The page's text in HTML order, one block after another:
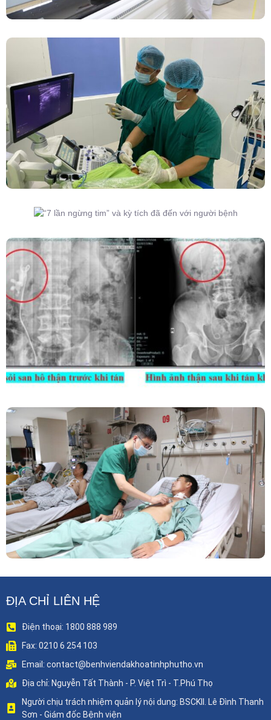
Đốt Sóng Cao Tần Dưới Siêu Âm, Điều Trị U
Lành Tuyến Giáp Không Cần Phẫu Thuật
Người Bệnh
Kết Hợp Tán Sỏi Qua Da Và Tán Sỏi Nội Soi
Ống Mềm – Kỹ Thuật Cao Loại Bỏ Triệt Để Sỏi
San Hô Thận
Phẫu Thuật Nội Soi Thay Van Tim – Bước Tiến
Vững Chắc Của Khoa Phẫu Thuật Tim Mạch
Lồng Ngực BVĐK Tỉnh Phú Thọ
ĐỊA CHỈ LIÊN HỆ
Điện thoại: 1800 888 989
Fax: 0210 6 254 103
Email: contact@benhviendakhoatinhphutho.vn
Địa chỉ: Nguyễn Tất Thành - P. Việt Trì - T.Phú Thọ
Người chịu trách nhiệm quản lý nội dung: BSCKII. Lê Đình Thanh
Sơn - Giám đốc Bệnh viện